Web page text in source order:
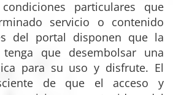
particulares que
servicio o contenido
del portal disponen que la
que desembolsar una
para su uso y disfrute. El
de que el acceso y